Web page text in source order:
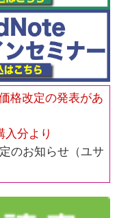
格改定の発表があ
入分より
のお知らせ（ユサ